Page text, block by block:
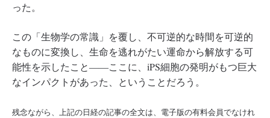
った。
この「生物学の常識」を覆し、不可逆的な時間を可逆的
なものに変換し、生命を逃れがたい運命から解放する可
能性を示したこと――ここに、iPS細胞の発明がもつ巨大
なインパクトがあった、ということだろう。
残念ながら、上記の日経の記事の全文は、電子版の有料会員でなけれ